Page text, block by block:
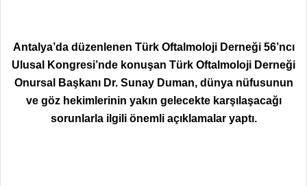
Antalya’da düzenlenen Türk Oftalmoloji Derneği 56’ncı
Ulusal Kongresi’nde konuşan Türk Oftalmoloji Derneği
Onursal Başkanı Dr. Sunay Duman, dünya nüfusunun
ve göz hekimlerinin yakın gelecekte karşılaşacağı
sorunlarla ilgili önemli açıklamalar yaptı.